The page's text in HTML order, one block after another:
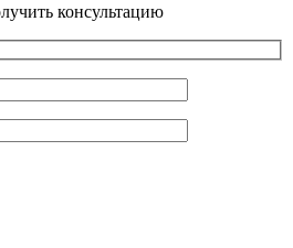
консультацию